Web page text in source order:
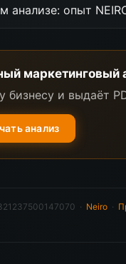
опыт
маркетинговый
и выдаёт
анализ
· Neiro·